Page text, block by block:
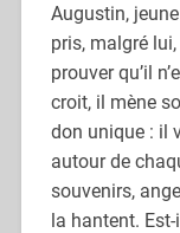
Augustin,
pris, malgré
prouver qu’il
croit, il mène
don unique : il
autour de
souvenirs,
la hantent.